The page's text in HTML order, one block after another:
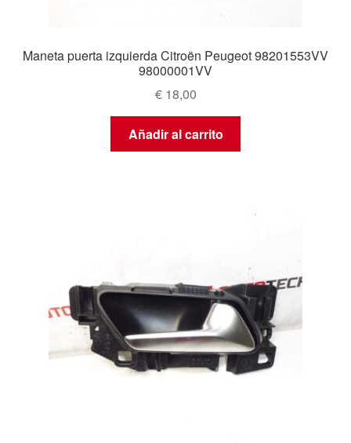
Maneta puerta izquierda Citroën Peugeot 98201553VV
98000001VV
€18,00
Añadir al carrito